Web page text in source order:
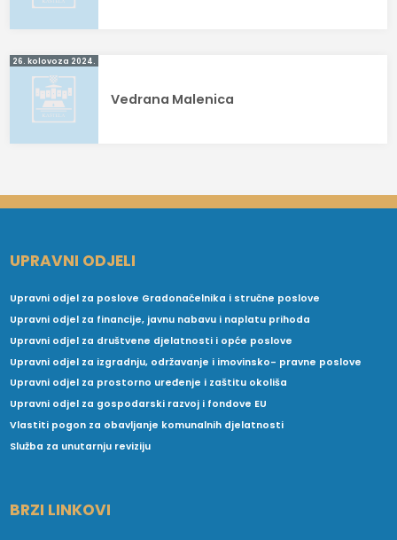
26. kolovoza 2024.
Vedrana Malenica
UPRAVNI ODJELI
Upravni odjel za poslove Gradonačelnika i stručne poslove
Upravni odjel za financije, javnu nabavu i naplatu prihoda
Upravni odjel za društvene djelatnosti i opće poslove
Upravni odjel za izgradnju, održavanje i imovinsko- pravne poslove
Upravni odjel za prostorno uređenje i zaštitu okoliša
Upravni odjel za gospodarski razvoj i fondove EU
Vlastiti pogon za obavljanje komunalnih djelatnosti
Služba za unutarnju reviziju
BRZI LINKOVI